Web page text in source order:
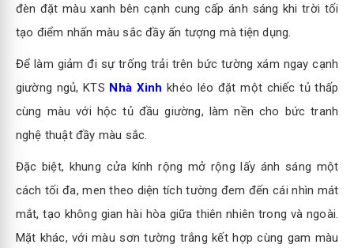
đèn đặt màu xanh bên cạnh cung cấp ánh sáng khi trời tối
tạo điểm nhấn màu sắc đầy ấn tượng mà tiện dụng.
Để làm giảm đi sự trống trải trên bức tường xám ngay cạnh
giường ngủ, KTS Nhà Xinh khéo léo đặt một chiếc tủ thấp
cùng màu với hộc tủ đầu giường, làm nền cho bức tranh
nghệ thuật đầy màu sắc.
Đặc biệt, khung cửa kính rộng mở rộng lấy ánh sáng một
cách tối đa, men theo diện tích tường đem đến cái nhìn mát
mắt, tạo không gian hài hòa giữa thiên nhiên trong và ngoài.
Mặt khác, với màu sơn tường trắng kết hợp cùng gam màu